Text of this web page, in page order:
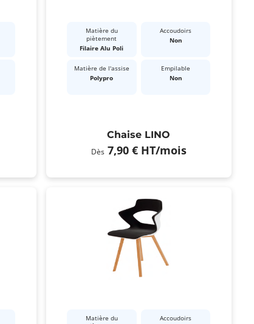
Matière du
piètement
Filaire Alu Poli
Accoudoirs
Non
Matière de l'assise
Polypro
Empilable
Non
Chaise LINO
Dès 7,90 € HT/mois
Matière du
Accoudoirs